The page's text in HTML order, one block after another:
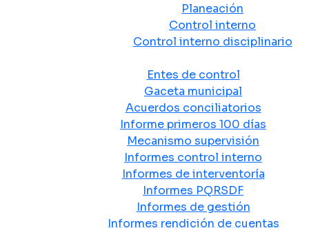
Planeación
Control interno
Control interno disciplinario
Entes de control
Gaceta municipal
Acuerdos conciliatorios
Informe primeros 100 días
Mecanismo supervisión
Informes control interno
Informes de interventoría
Informes PQRSDF
Informes de gestión
Informes rendición de cuentas